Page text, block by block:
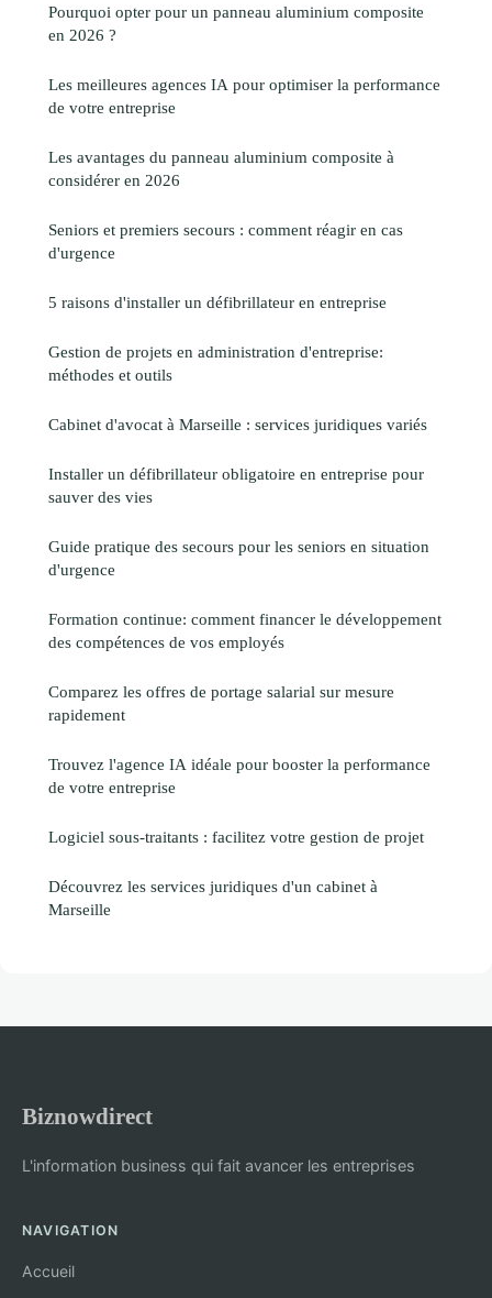
Pourquoi opter pour un panneau aluminium composite
en 2026 ?
Les meilleures agences IA pour optimiser la performance
de votre entreprise
Les avantages du panneau aluminium composite à
considérer en 2026
Seniors et premiers secours : comment réagir en cas
d'urgence
5 raisons d'installer un défibrillateur en entreprise
Gestion de projets en administration d'entreprise:
méthodes et outils
Cabinet d'avocat à Marseille : services juridiques variés
Installer un défibrillateur obligatoire en entreprise pour
sauver des vies
Guide pratique des secours pour les seniors en situation
d'urgence
Formation continue: comment financer le développement
des compétences de vos employés
Comparez les offres de portage salarial sur mesure
rapidement
Trouvez l'agence IA idéale pour booster la performance
de votre entreprise
Logiciel sous-traitants : facilitez votre gestion de projet
Découvrez les services juridiques d'un cabinet à
Marseille
Biznowdirect
L'information business qui fait avancer les entreprises
NAVIGATION
Accueil